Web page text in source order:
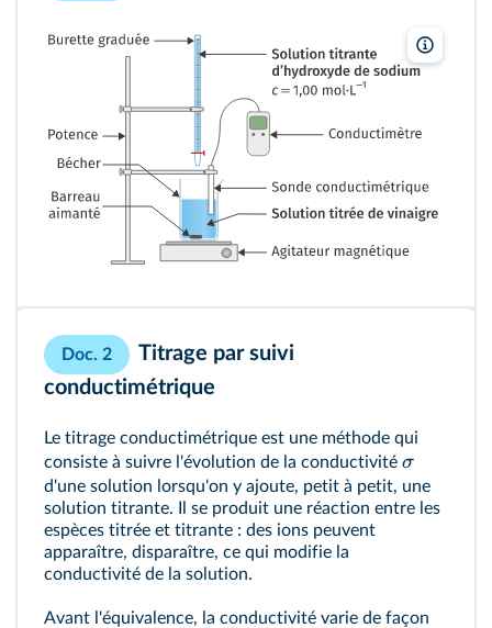
Doc. 2
Titrage par suivi
conductimétrique
Le titrage conductimétrique est une méthode qui
consiste à suivre l'évolution de la conductivité σ
d'une solution lorsqu'on y ajoute, petit à petit, une
solution titrante. Il se produit une réaction entre les
espèces titrée et titrante : des ions peuvent
apparaître, disparaître, ce qui modifie la
conductivité de la solution.
Avant l'équivalence, la conductivité varie de façon